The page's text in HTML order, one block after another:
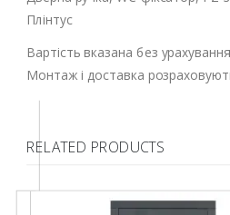
Плінтус
Вартість вказана без
Монтаж і доставка
RELATED PRODUCTS